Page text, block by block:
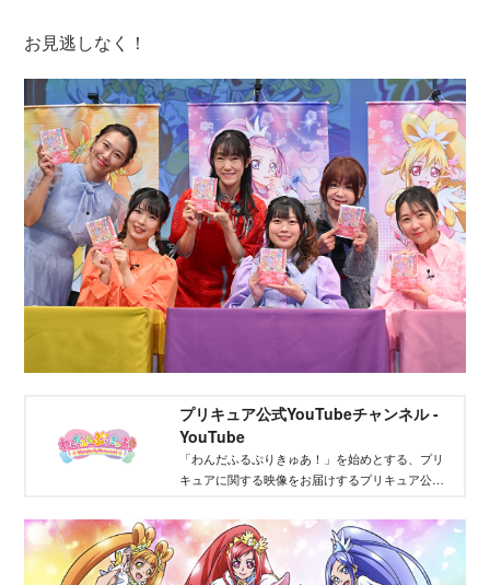
お見逃しなく！
プリキュア公式YouTubeチャンネル -
YouTube
「わんだふるぷりきゅあ！」を始めとする、プリ
キュアに関する映像をお届けするプリキュア公式
ンなどお楽しみコンテンツ続々更新中。チャンネ
ルを登録すると、映像の更新情報がいち早くゲッ
トできます！